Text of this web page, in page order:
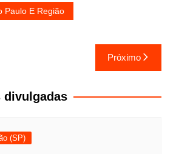
Paulo E Região
Próximo
divulgadas
(SP)